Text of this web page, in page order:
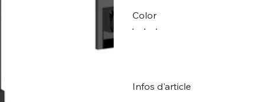
Color
Infos d'article